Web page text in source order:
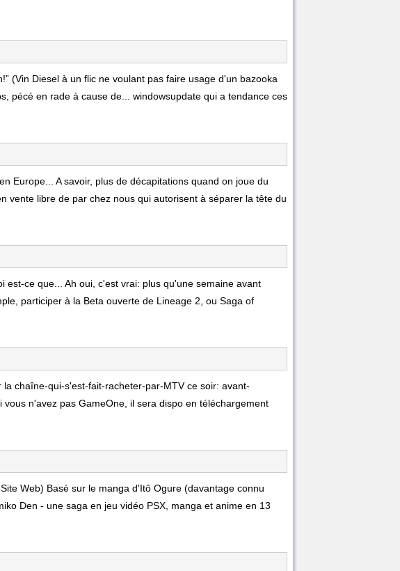
(Vin Diesel à un flic ne voulant pas faire usage d'un bazooka
pécé en rade à cause de... windowsupdate qui a tendance ces
Europe... A savoir, plus de décapitations quand on joue du
vente libre de par chez nous qui autorisent à séparer la tête du
est-ce que... Ah oui, c'est vrai: plus qu'une semaine avant
participer à la Beta ouverte de Lineage 2, ou Saga of
chaîne-qui-s'est-fait-racheter-par-MTV ce soir: avant-
n'avez pas GameOne, il sera dispo en téléchargement
Web) Basé sur le manga d'Itô Ogure (davantage connu
Den - une saga en jeu vidéo PSX, manga et anime en 13